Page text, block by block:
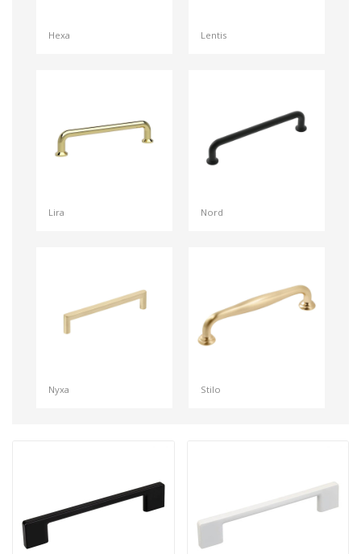
Hexa Lentis
Lira Nord
Nyxa Stilo